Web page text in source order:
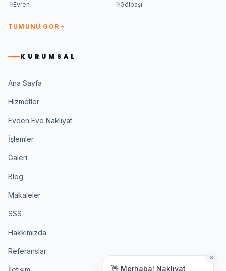
Evren Gölbaşı
TÜMÜNÜ GÖR
KURUMSAL
Ana Sayfa
Hizmetler
Evden Eve Nakliyat
İşlemler
Galeri
Blog
Makaleler
SSS
Hakkımızda
Referanslar
✕
👋 Merhaba! Nakliyat